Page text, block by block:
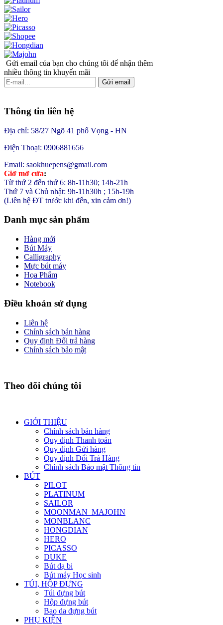
Gửi email của bạn cho chúng tôi để nhận thêm
nhiều thông tin khuyến mãi
Gửi email
Thông tin liên hệ
Địa chỉ: 58/27 Ngõ 41 phố Vọng - HN
Điện Thoại: 0906881656
Email: saokhuepens@gmail.com
Giờ mở cửa:
Từ thứ 2 đến thứ 6: 8h-11h30; 14h-21h
Thứ 7 và Chủ nhật: 9h-11h30h ; 15h-19h
(Liên hệ ĐT trước khi đến, xin cảm ơn!)
Danh mục sản phẩm
Hàng mới
Bút Máy
Calligraphy
Mực bút máy
Họa Phẩm
Notebook
Điều khoản sử dụng
Liên hệ
Chính sách bán hàng
Quy định Đổi trả hàng
Chính sách bảo mật
Theo dõi chúng tôi
GIỚI THIỆU
Chính sách bán hàng
Quy định Thanh toán
Quy định Gửi hàng
Quy định Đổi Trả Hàng
Chính sách Bảo mật Thông tin
BÚT
PILOT
PLATINUM
SAILOR
MOONMAN_MAJOHN
MONBLANC
HONGDIAN
HERO
PICASSO
DUKE
Bút dạ bi
Bút máy Học sinh
TÚI, HỘP ĐỰNG
Túi đựng bút
Hộp đựng bút
Bao da đựng bút
PHỤ KIỆN